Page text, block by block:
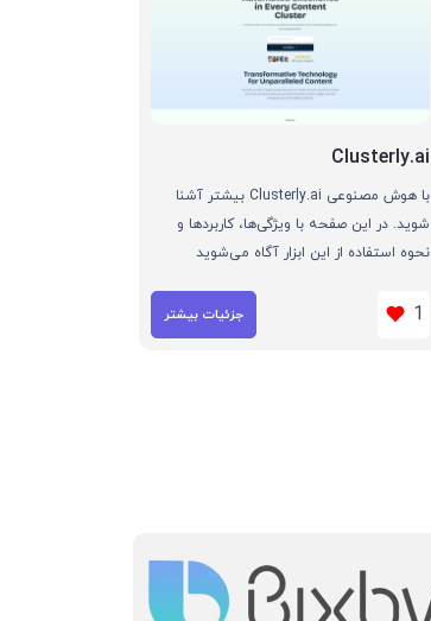
Clusterly.ai
با هوش مصنوعی Clusterly.ai بیشتر آشنا
شوید. در این صفحه با ویژگی‌ها، کاربردها و
نحوه استفاده از این ابزار آگاه می‌شوید
1 جزئیات بیشتر